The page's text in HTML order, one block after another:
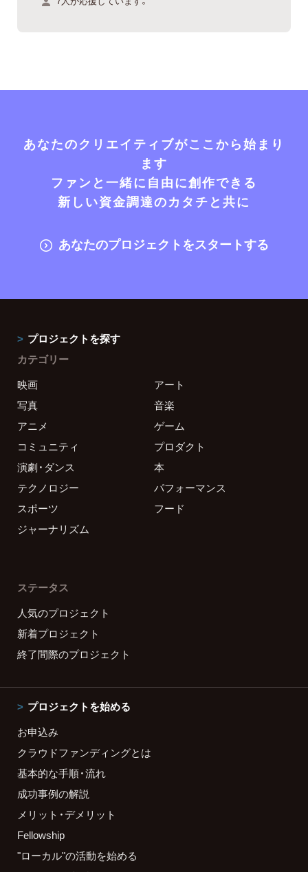
あなたのクリエイティブがここから始まり
ます
ファンと一緒に自由に創作できる
新しい資金調達のカタチと共に
あなたのプロジェクトをスタートする
プロジェクトを探す
カテゴリー
映画
アート
写真
音楽
アニメ
ゲーム
コミュニティ
プロダクト
演劇・ダンス
本
テクノロジー
パフォーマンス
スポーツ
フード
ジャーナリズム
ステータス
人気のプロジェクト
新着プロジェクト
終了間際のプロジェクト
プロジェクトを始める
お申込み
クラウドファンディングとは
基本的な手順・流れ
成功事例の解説
メリット・デメリット
Fellowship
"ローカル"の活動を始める